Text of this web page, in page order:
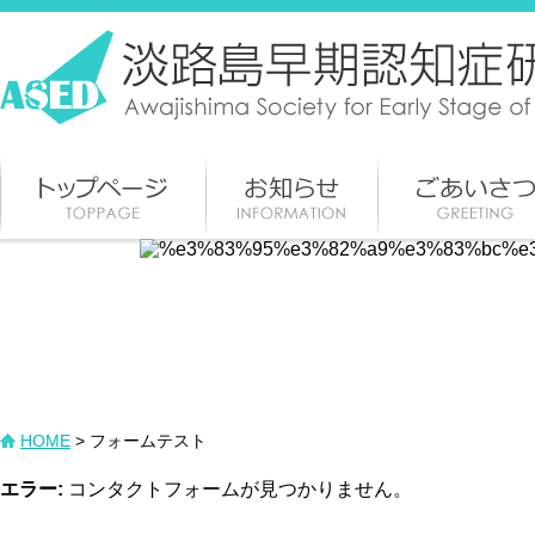
HOME > フォームテスト
エラー: コンタクトフォームが見つかりません。